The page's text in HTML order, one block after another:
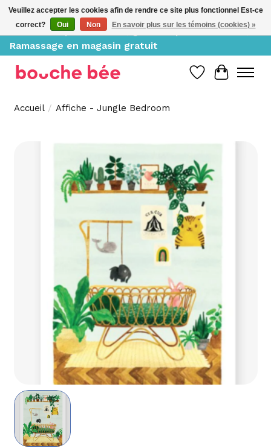
Livraison à partir de 10$, gratuite pour 150$ et +;
Ramassage en magasin gratuit
Liste de
Panier
Accueil / Affiche - Jungle Bedroom
Veuillez accepter les cookies afin de rendre ce site plus fonctionnel Est-ce
correct?
Oui Non En savoir plus sur les témoins (cookies) »